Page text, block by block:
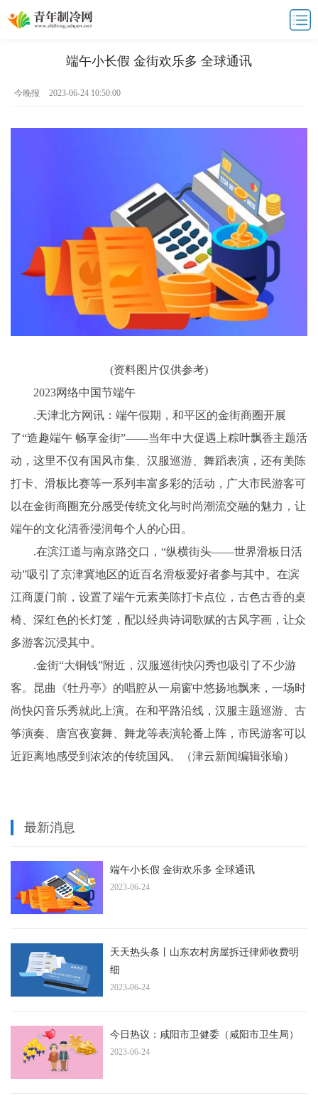
端午小长假 金街欢乐多 全球通讯
今晚报 2023-06-24 10:50:00
(资料图片仅供参考)
2023网络中国节端午
.天津北方网讯： 端午假期，和平区的金街商圈开展
了“造趣端午 畅享金街”——当年中大促遇上粽叶飘香主题活
动，这里不仅有国风市集、汉服巡游、舞蹈表演，还有美陈
打卡、滑板比赛等一系列丰富多彩的活动，广大市民游客可
以在金街商圈充分感受传统文化与时尚潮流交融的魅力，让
端午的文化清香浸润每个人的心田。
.在滨江道与南京路交口，“纵横街头——世界滑板日活
动”吸引了京津冀地区的近百名滑板爱好者参与其中。在滨
江商厦门前，设置了端午元素美陈打卡点位，古色古香的桌
椅、深红色的长灯笼，配以经典诗词歌赋的古风字画，让众
多游客沉浸其中。
.金街“大铜钱”附近，汉服巡街快闪秀也吸引了不少游
客。昆曲《牡丹亭》的唱腔从一扇窗中悠扬地飘来，一场时
尚快闪音乐秀就此上演。在和平路沿线，汉服主题巡游、古
筝演奏、唐宫夜宴舞、舞龙等表演轮番上阵，市民游客可以
近距离地感受到浓浓的传统国风。（津云新闻编辑张瑜）
最新消息
端午小长假 金街欢乐多 全球通讯
2023-06-24
天天热头条丨山东农村房屋拆迁律师收费明
细
2023-06-24
今日热议：咸阳市卫健委（咸阳市卫生局）
2023-06-24